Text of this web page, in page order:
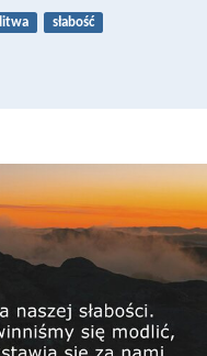
słabość